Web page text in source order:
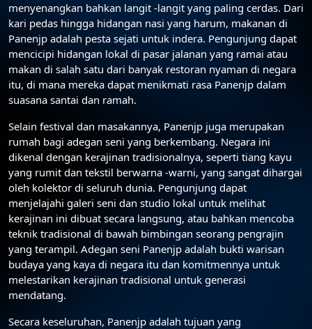
menyenangkan bahkan langit -langit yang paling cerdas. Dari
kari pedas hingga hidangan nasi yang harum, makanan di
Panenjp adalah pesta sejati untuk indera. Pengunjung dapat
mencicipi hidangan lokal di pasar jalanan yang ramai atau
makan di salah satu dari banyak restoran nyaman di negara
itu, di mana mereka dapat menikmati rasa Panenjp dalam
suasana santai dan ramah.
Selain festival dan masakannya, Panenjp juga merupakan
rumah bagi adegan seni yang berkembang. Negara ini
dikenal dengan kerajinan tradisionalnya, seperti tiang kayu
yang rumit dan tekstil berwarna -warni, yang sangat dihargai
oleh kolektor di seluruh dunia. Pengunjung dapat
menjelajahi galeri seni dan studio lokal untuk melihat
kerajinan ini dibuat secara langsung, atau bahkan mencoba
teknik tradisional di bawah bimbingan seorang pengrajin
yang terampil. Adegan seni Panenjp adalah bukti warisan
budaya yang kaya di negara itu dan komitmennya untuk
melestarikan kerajinan tradisional untuk generasi
mendatang.
Secara keseluruhan, Panenjp adalah tujuan yang